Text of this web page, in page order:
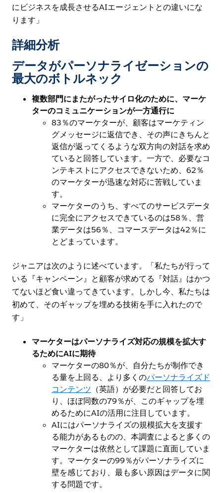
にビジネスを成長させるAIエージェントとの違いにな
ります」
詳細分析
データがパーソナライゼーションの
最大のボトルネック
複数部門にまたがったサイロ化のために、マーケ
ターのコミュニケーションが一方通行に
83％のマーケターが、顧客はマーケティン
グメッセージに返信でき、その声にきちんと
返信が返ってくるような双方向の対話を求め
ていると回答しています。一方で、必要なコ
ンテキストにアクセスできないため、62％
のマーケターが迅速な対応に苦戦していま
す。
マーケターのうち、すべてのサービスデータ
に完全にアクセスできているのは58％、営
業データは56％、コマースデータは42％に
とどまっています。
ジャニアは次のように述べています。「私たちが行って
いる『キャンペーン』と顧客が求めてる『対話』はかつ
てないほど食い違ってきています。しかし今、私たちは
初めて、そのギャップを埋める技術を手に入れたので
す」
マーケターはパーソナライズ対応の規模を拡大す
るためにAIに期待
マーケターの80％が、自分たちが制作でき
る量を上回る、より多くのパーソナライズド
コンテンツ （英語）が必要だと回答してお
り、ほぼ同数の79％が、このギャップを埋
めるためにAIの活用に注目しています。
AIにはパーソナライズの規模拡大を支援す
る能力があるものの、本調査によると多くの
マーケターは依然として課題に直面していま
す。マーケターの99％がパーソナライズに
壁を感じており、最も多い原因はデータに関
する問題です。